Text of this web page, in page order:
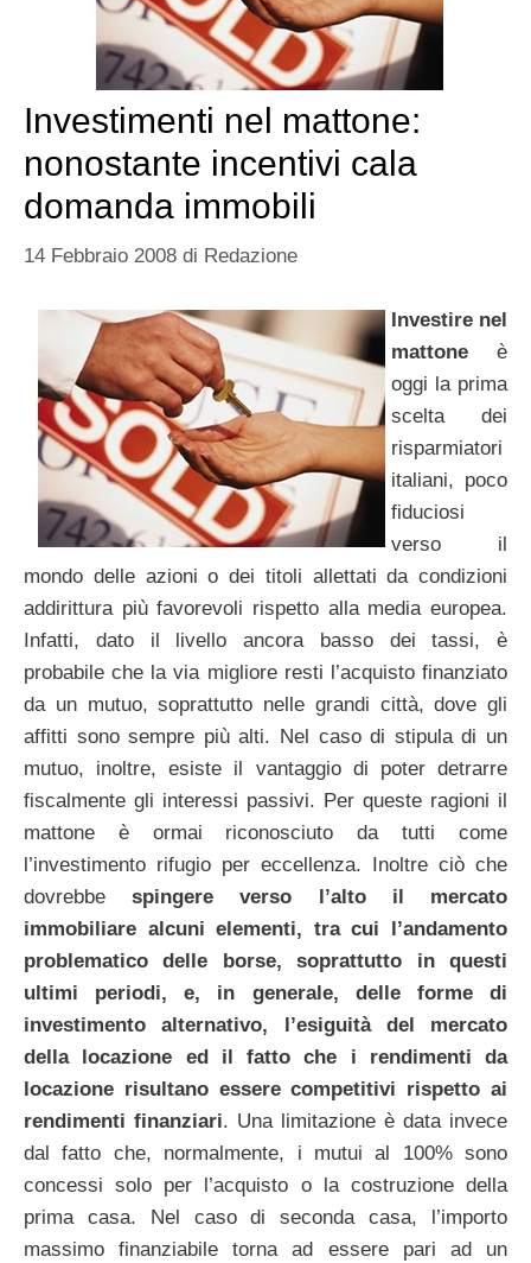
Investimenti nel mattone:
nonostante incentivi cala
domanda immobili
14 Febbraio 2008 di Redazione
Investire nel
mattone è
oggi la prima
scelta dei
risparmiatori
italiani, poco
fiduciosi
verso il
mondo delle azioni o dei titoli allettati da condizioni
addirittura più favorevoli rispetto alla media europea.
Infatti, dato il livello ancora basso dei tassi, è
probabile che la via migliore resti l’acquisto finanziato
da un mutuo, soprattutto nelle grandi città, dove gli
affitti sono sempre più alti. Nel caso di stipula di un
mutuo, inoltre, esiste il vantaggio di poter detrarre
fiscalmente gli interessi passivi. Per queste ragioni il
mattone è ormai riconosciuto da tutti come
l’investimento rifugio per eccellenza. Inoltre ciò che
dovrebbespingere verso l’alto il mercato
immobiliare alcuni elementi, tra cui l’andamento
problematico delle borse, soprattutto in questi
ultimi periodi, e, in generale, delle forme di
investimento alternativo, l’esiguità del mercato
della locazione ed il fatto che i rendimenti da
locazione risultano essere competitivi rispetto ai
rendimenti finanziari. Una limitazione è data invece
dal fatto che, normalmente, i mutui al 100% sono
concessi solo per l’acquisto o la costruzione della
prima casa. Nel caso di seconda casa, l’importo
massimo finanziabile torna ad essere pari ad un